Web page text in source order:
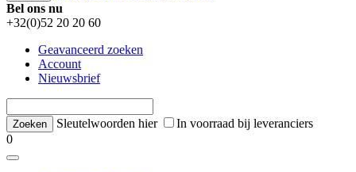
Bel ons nu
+32(0)52 20 20 60
Geavanceerd zoeken
Account
Nieuwsbrief
Sleutelwoorden hier
In voorraad bij leveranciers
0